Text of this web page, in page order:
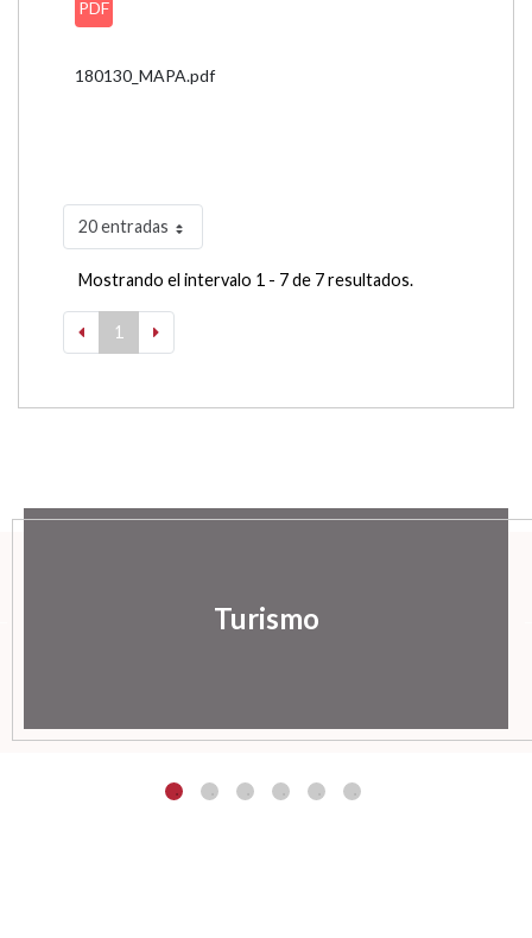
PDF
180130_MAPA.pdf
20 entradas
Mostrando el intervalo 1 - 7 de 7 resultados.
1
Turismo